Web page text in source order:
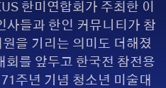
한미연합회가 주최한 이
사들과 한인 커뮤니티가 참
을 기리는 의미도 더해졌
를 앞두고 한국전 참전용
주년 기념 청소년 미술대